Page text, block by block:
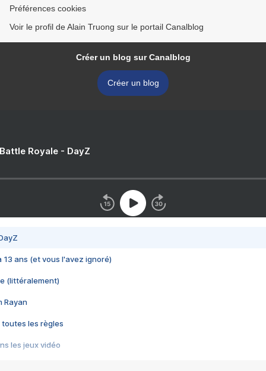
Préférences cookies
Voir le profil de Alain Truong sur le portail Canalblog
Créer un blog sur Canalblog
Créer un blog
Royale - DayZ
13 ans (et vous l'avez ignoré)
(littéralement)
Rayan
toutes les règles
les jeux vidéo